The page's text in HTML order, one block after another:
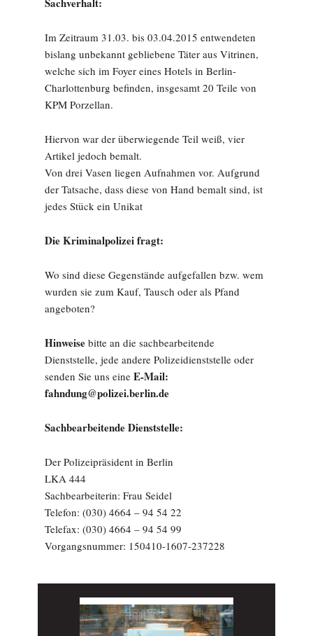
Im Zeitraum 31.03. bis 03.04.2015 entwendeten
bislang unbekannt gebliebene Täter aus Vitrinen,
welche sich im Foyer eines Hotels in Berlin-
Charlottenburg befinden, insgesamt 20 Teile von
KPM Porzellan.
Hiervon war der überwiegende Teil weiß, vier
Artikel jedoch bemalt.
Von drei Vasen liegen Aufnahmen vor. Aufgrund
der Tatsache, dass diese von Hand bemalt sind, ist
jedes Stück ein Unikat
Die Kriminalpolizei fragt:
Wo sind diese Gegenstände aufgefallen bzw. wem
wurden sie zum Kauf, Tausch oder als Pfand
angeboten?
Hinweise bitte an die sachbearbeitende
Dienststelle, jede andere Polizeidienststelle oder
senden Sie uns eine E-Mail:
fahndung@polizei.berlin.de
Sachbearbeitende Dienststelle:
Der Polizeipräsident in Berlin
LKA 444
Sachbearbeiterin: Frau Seidel
Telefon: (030) 4664 – 94 54 22
Telefax: (030) 4664 – 94 54 99
Vorgangsnummer: 150410-1607-237228